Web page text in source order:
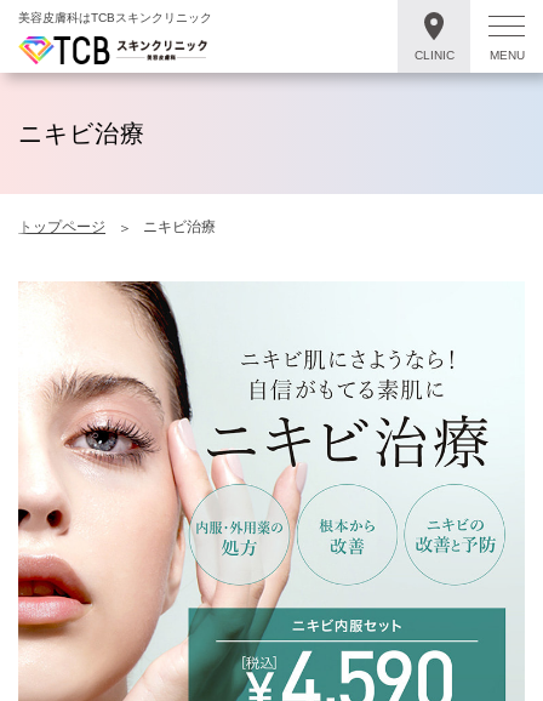
美容皮膚科はTCBスキンクリニック
ニキビ治療
トップページ ニキビ治療
CLINIC MENU